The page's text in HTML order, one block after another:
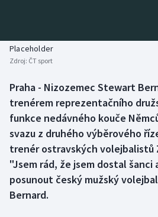
Biatlon
Boby a skeleton
Box
Curling
Dostihy
Aplikace ČT sport
AZ kvíz
Placeholder
Zdroj: ČT sport
Praha - Nizozemec Stewart
trenérem reprezentačního
funkce nedávného kouče
svazu z druhého výběrového
trenér ostravských volejbalistů
"Jsem rád, že jsem dostal šanci
posunout český mužský
Bernard.